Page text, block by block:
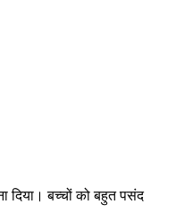
बच्चों को बहुत पसंद